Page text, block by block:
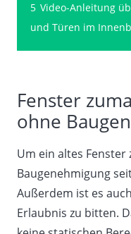
5 Video-Anleitung
und Türen im
Fenster
ohne
Um ein altes
Baugenehmigung
Außerdem ist es
Erlaubnis zu bitten.